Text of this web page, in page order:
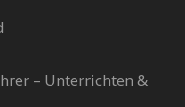
– Unterrichten &